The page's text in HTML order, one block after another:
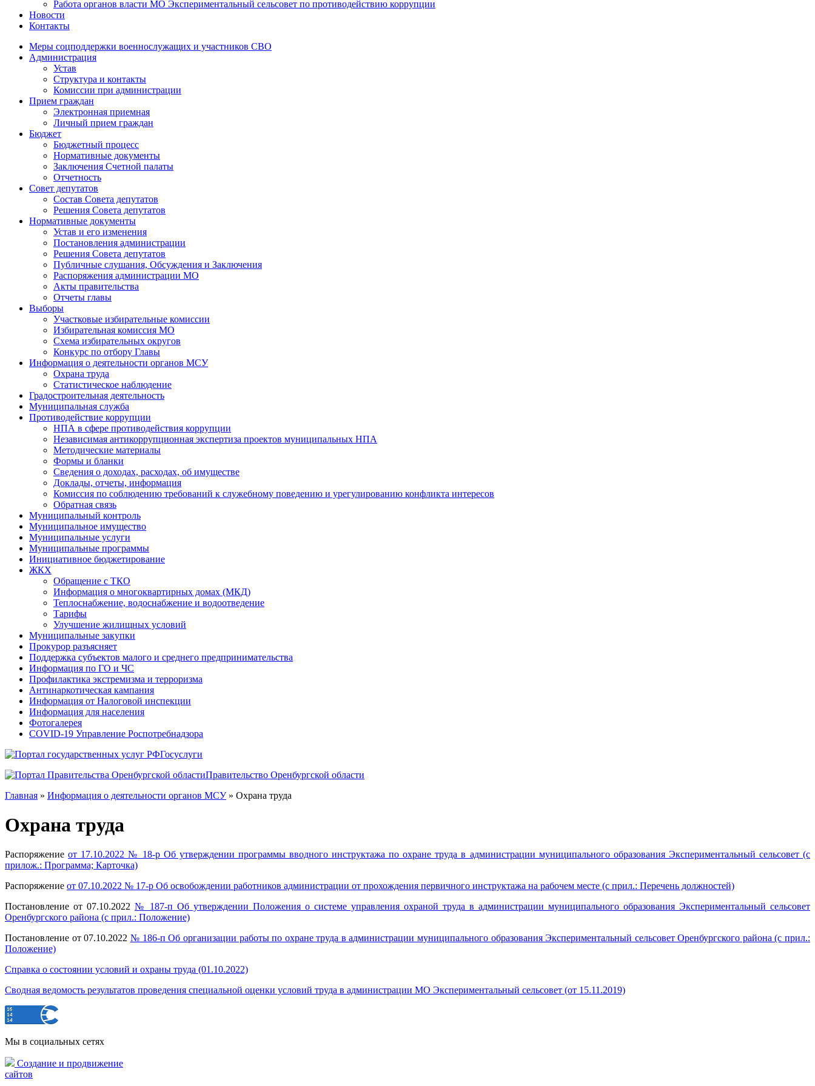
Работа органов власти МО Экспериментальный сельсовет по противодействию коррупции
Новости
Контакты
Меры соцподдержки военнослужащих и участников СВО
Администрация
Устав
Структура и контакты
Комиссии при администрации
Прием граждан
Электронная приемная
Личный прием граждан
Бюджет
Бюджетный процесс
Нормативные документы
Заключения Счетной палаты
Отчетность
Совет депутатов
Состав Совета депутатов
Решения Совета депутатов
Нормативные документы
Устав и его изменения
Постановления администрации
Решения Совета депутатов
Публичные слушания, Обсуждения и Заключения
Распоряжения администрации МО
Акты правительства
Отчеты главы
Выборы
Участковые избирательные комиссии
Избирательная комиссия МО
Схема избирательных округов
Конкурс по отбору Главы
Информация о деятельности органов МСУ
Охрана труда
Статистическое наблюдение
Градостроительная деятельность
Муниципальная служба
Противодействие коррупции
НПА в сфере противодействия коррупции
Независимая антикоррупционная экспертиза проектов муниципальных НПА
Методические материалы
Формы и бланки
Сведения о доходах, расходах, об имуществе
Доклады, отчеты, информация
Комиссия по соблюдению требований к служебному поведению и урегулированию конфликта интересов
Обратная связь
Муниципальный контроль
Муниципальное имущество
Муниципальные услуги
Муниципальные программы
Инициативное бюджетирование
ЖКХ
Обращение с ТКО
Информация о многоквартирных домах (МКД)
Теплоснабжение, водоснабжение и водоотведение
Тарифы
Улучшение жилищных условий
Муниципальные закупки
Прокурор разъясняет
Поддержка субъектов малого и среднего предпринимательства
Информация по ГО и ЧС
Профилактика экстремизма и терроризма
Антинаркотическая кампания
Информация от Налоговой инспекции
Информация для населения
Фотогалерея
COVID-19 Управление Роспотребнадзора
Госуслуги
Правительство Оренбургской области
Главная » Информация о деятельности органов МСУ» Охрана труда
Охрана труда
Распоряжениеот 17.10.2022 № 18-р Об утверждении программы вводного инструктажа по охране труда в администрации муниципального образования Экспериментальный сельсовет (с
прилож.: Программа; Карточка)
Распоряжение от 07.10.2022 № 17-р Об освобождении работников администрации от прохождения первичного инструктажа на рабочем месте (с прил.: Перечень должностей)
Постановление от 07.10.2022 № 187-п Об утверждении Положения о системе управления охраной труда в администрации муниципального образования Экспериментальный сельсовет
Оренбургского района (с прил.: Положение)
Постановление от 07.10.2022 № 186-п Об организации работы по охране труда в администрации муниципального образования Экспериментальный сельсовет Оренбургского района (с прил.:
Положение)
Справка о состоянии условий и охраны труда (01.10.2022)
Сводная ведомость результатов проведения специальной оценки условий труда в администрации МО Экспериментальный сельсовет (от 15.11.2019)
Мы в социальных сетях
Создание и продвижение
сайтов